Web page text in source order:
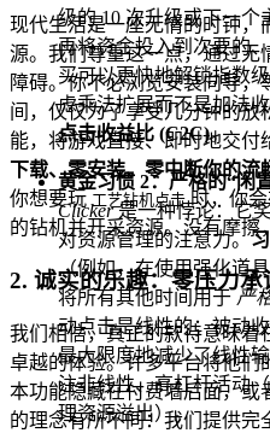
级的 10 次升级或下一
再将资金投入到次要的
买可以更快地解锁指数
虑乘法扩展而不是加法
点击收益比 (C2C)。
黄金习惯 2：严格的“闲
Clicker是一种悖论：它
对资源管理的注意力。
（例如，在使用强化道
将所有其他时间用于严
动点击是线性的；被动
最大限度地减少了线性
注非线性、高杠杆活动
理资源溢出）。
现代生活是一座无情的时钟，
源。我们尊重这一点，通过无
障碍。你不必浏览安装向导
间，仅仅为了享受几分钟的放
能，将游戏直接、即时地交付
下载、零安装、零中断你的流
你想要玩 工艺钻机点击时，你会
的钻机并开采资源。没有摩擦
2. 诚实的乐趣：零压力承
我们相信，真正的款待意味着
卓越的体验。许多平台将他们
本功能隐藏在付费墙后面，或
的理念有所不同：我们提供